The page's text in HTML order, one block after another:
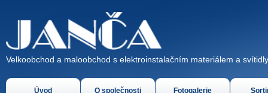
Úvod O společnosti Fotogalerie
Velkoobchod a maloobchod s elektroinstalačním materiálem a